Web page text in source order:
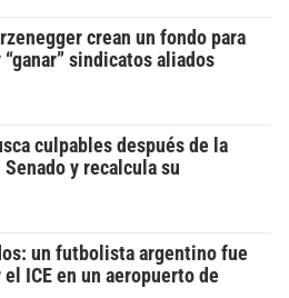
crean un fondo para
sindicatos aliados
culpables después de la
y recalcula su
un futbolista argentino fue
ICE en un aeropuerto de